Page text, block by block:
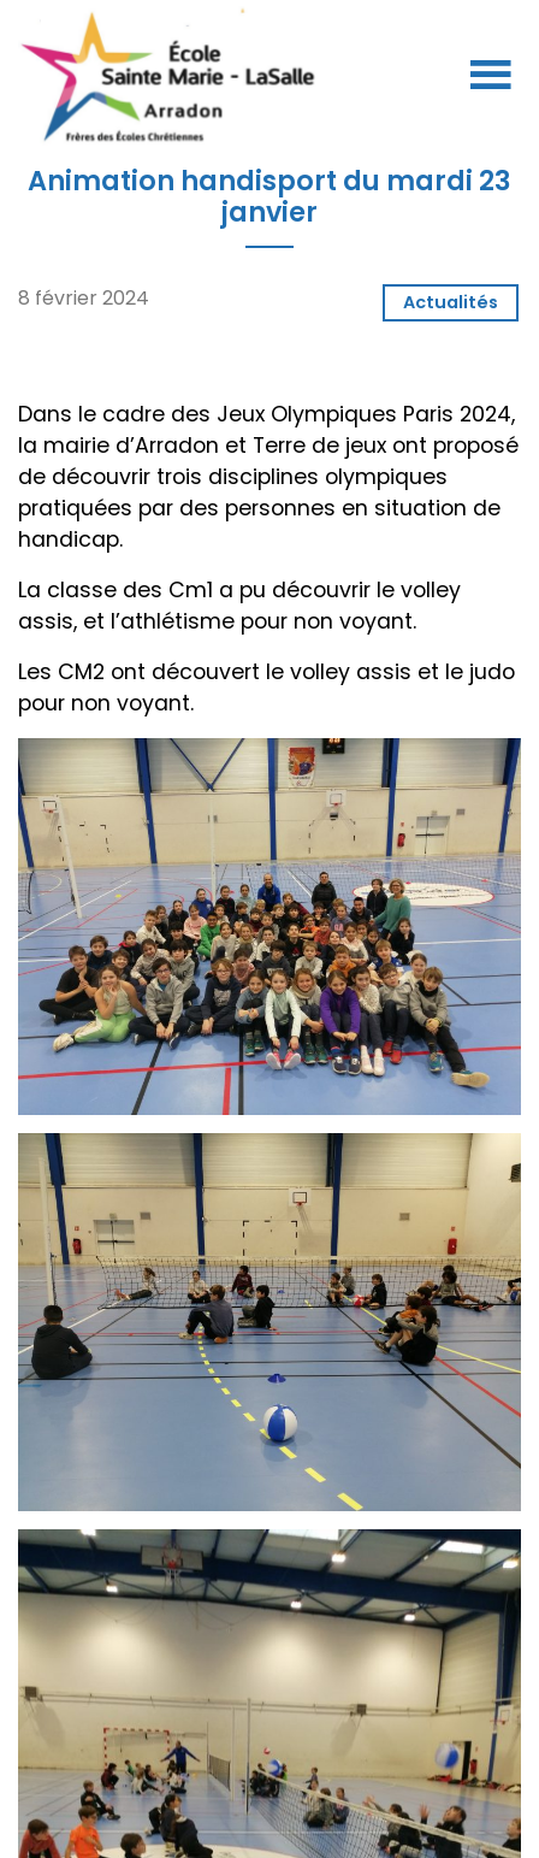
Animation handisport du mardi 23
janvier
8 février 2024 Actualités
Dans le cadre des Jeux Olympiques Paris 2024,
la mairie d’Arradon et Terre de jeux ont proposé
de découvrir trois disciplines olympiques
pratiquées par des personnes en situation de
handicap.
La classe des Cm1 a pu découvrir le volley
assis, et l’athlétisme pour non voyant.
Les CM2 ont découvert le volley assis et le judo
pour non voyant.